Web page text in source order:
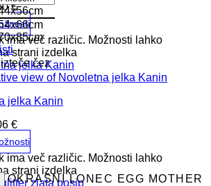
€
ima več različic. Možnosti lahko
strani izdelka
jelka Kanin
€
ima več različic. Možnosti lahko
strani izdelka
čez
OKRASNI LONEC EGG MOTHER